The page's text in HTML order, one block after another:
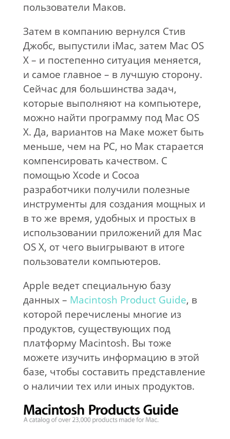
пользователи Маков.
Затем в компанию вернулся Стив
Джобс, выпустили iMac, затем Mac OS
X – и постепенно ситуация меняется,
и самое главное – в лучшую сторону.
Сейчас для большинства задач,
которые выполняют на компьютере,
можно найти программу под Mac OS
X. Да, вариантов на Маке может быть
меньше, чем на PC, но Мак старается
компенсировать качеством. С
помощью Xcode и Cocoa
разработчики получили полезные
инструменты для создания мощных и
в то же время, удобных и простых в
использовании приложений для Mac
OS X, от чего выигрывают в итоге
пользователи компьютеров.
Apple ведет специальную базу
данных – Macintosh Product Guide, в
которой перечислены многие из
продуктов, существующих под
платформу Macintosh. Вы тоже
можете изучить информацию в этой
базе, чтобы составить представление
о наличии тех или иных продуктов.